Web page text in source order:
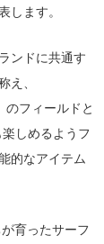
します。
ンドに共通す
、
フィールドと
しめるようフ
的なアイテム
育ったサーフ